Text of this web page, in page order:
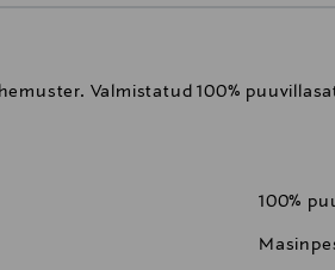
Valmistatud 100%
100%